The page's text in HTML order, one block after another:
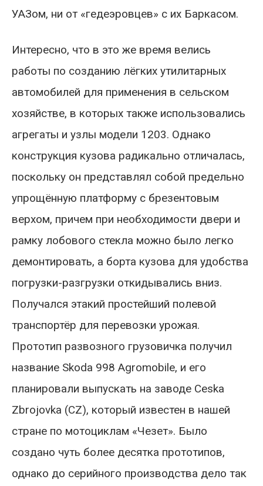
УАЗом, ни от «гедеэровцев» с их Баркасом.
Интересно, что в это же время велись
работы по созданию лёгких утилитарных
автомобилей для применения в сельском
хозяйстве, в которых также использовались
агрегаты и узлы модели 1203. Однако
конструкция кузова радикально отличалась,
поскольку он представлял собой предельно
упрощённую платформу с брезентовым
верхом, причем при необходимости двери и
рамку лобового стекла можно было легко
демонтировать, а борта кузова для удобства
погрузки-разгрузки откидывались вниз.
Получался этакий простейший полевой
транспортёр для перевозки урожая.
Прототип развозного грузовичка получил
название Skoda 998 Agromobile, и его
планировали выпускать на заводе Ceska
Zbrojovka (CZ), который известен в нашей
стране по мотоциклам «Чезет». Было
создано чуть более десятка прототипов,
однако до серийного производства дело так